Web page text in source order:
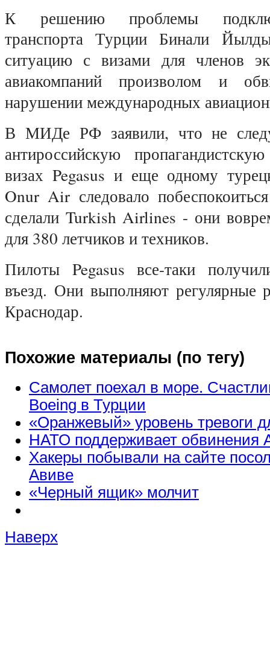
К решению проблемы
транспорта Турции Бинали
ситуацию с визами для членов
авиакомпаний произволом и
нарушении международных
В МИДе РФ заявили, что не
антироссийскую
визах Pegasus и еще одному
Onur Air следовало
сделали Turkish Airlines - они
для 380 летчиков и техников.
Пилоты Pegasus все-таки
въезд. Они выполняют
Краснодар.
Похожие материалы (по тегу)
Самолет поехал в море.
Boeing в Турции
«Оранжевый» уровень тревоги
НАТО поддерживает обвинения
Хакеры побывали на сайте
Авиве
«Черный ящик» молчит
Наверх